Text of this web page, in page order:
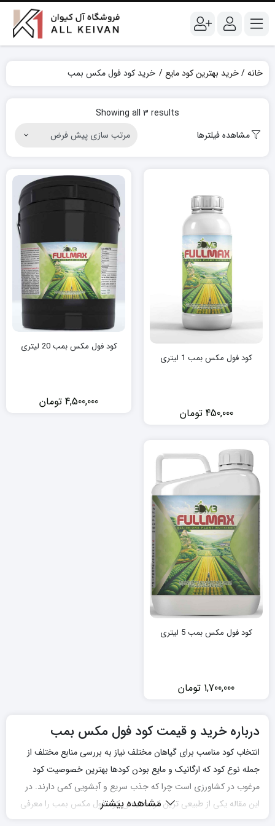
خانه خرید بهترین کود مایع خرید کود فول مکس بمب
Showing all 3 results
مشاهده فیلترها
کود فول مکس بمب 1 لیتری
450,000 تومان
کود فول مکس بمب 20 لیتری
4,500,000 تومان
کود فول مکس بمب 5 لیتری
1,700,000 تومان
درباره خرید و قیمت کود فول مکس بمب
انتخاب کود مناسب برای گیاهان مختلف نیاز به بررسی منابع مختلف از
جمله نوع کود که ارگانیک و مایع بودن کود‌ها بهترین خصوصیت کود
مرغوب در کشاورزی است چرا که جذب سریع و آبشویی کمی دارند. در
این مقاله یکی از طبیعی ترین کود‌ها یعنی کود فول مکس بمب را معرفی
مشاهده بیشتر